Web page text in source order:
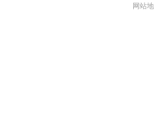
网站